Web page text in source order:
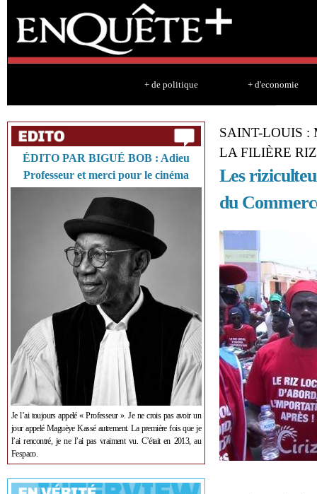
+ de politique + d'economie
ÉDITO PAR BIGUÉ BOB : Adieu
Professeur et merci pour le cinéma
Je l’ai toujours appelé « Professeur ». Je ne crois pas avoir un
jour appelé Maguèye Kassé autrement. La première fois que je
l’ai rencontré, je ne l’ai pas vraiment vu. C’était en 2013, au
Fespaco.
SAINT-LOUIS :
LA FILIÈRE RIZ
Les
du